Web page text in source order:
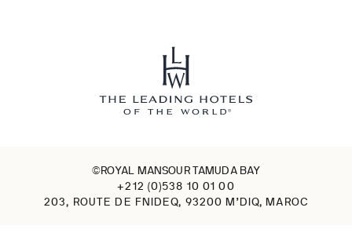
©ROYAL MANSOUR TAMUDA BAY
+212 (0)538 10 01 00
203, ROUTE DE FNIDEQ, 93200 M’DIQ, MAROC